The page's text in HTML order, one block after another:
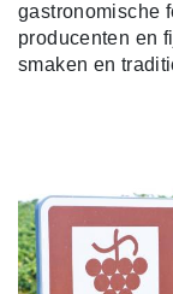
gastronomische
producenten en
smaken en